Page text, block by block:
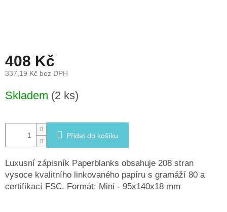
Přihlášení
408 Kč
337,19 Kč bez DPH
cena:
Skladem (2 ks)
Přidat do košíku
Luxusní zápisník Paperblanks obsahuje 208 stran
vysoce kvalitního linkovaného papíru s gramáží 80 a
certifikací FSC. Formát: Mini - 95x140x18 mm